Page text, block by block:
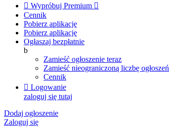
 Wypróbuj Premium 
Cennik
Pobierz aplikację
Pobierz aplikację
Ogłaszaj bezpłatnie
b
Zamieść ogłoszenie teraz
Zamieść nieograniczoną liczbę ogłoszeń
Cennik
 Logowanie
zaloguj się tutaj
Dodaj ogłoszenie
Zaloguj się